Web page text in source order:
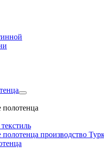
производство